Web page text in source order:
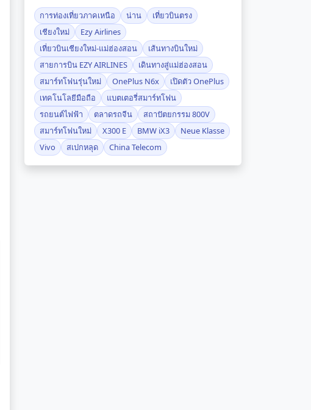
การท่องเที่ยวภาคเหนือ น่าน
เที่ยวบินตรง
เชียงใหม่
Ezy Airlines
เที่ยวบินเชียงใหม่-แม่ฮ่องสอน
เส้นทางบินใหม่
สายการบิน EZY AIRLINES
เดินทางสู่แม่ฮ่องสอน
สมาร์ทโฟนรุ่นใหม่
OnePlus N6x
เปิดตัว OnePlus
เทคโนโลยีมือถือ
แบตเตอรี่สมาร์ทโฟน
รถยนต์ไฟฟ้า
ตลาดรถจีน
สถาปัตยกรรม 800V
สมาร์ทโฟนใหม่
X300 E BMW iX3
Neue Klasse
Vivo
สเปกหลุด China Telecom